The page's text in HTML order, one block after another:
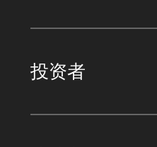
投资者